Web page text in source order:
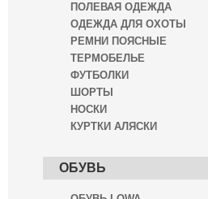
ПОЛЕВАЯ ОДЕЖДА
ОДЕЖДА ДЛЯ ОХОТЫ
РЕМНИ ПОЯСНЫЕ
ТЕРМОБЕЛЬЕ
ФУТБОЛКИ
ШОРТЫ
НОСКИ
КУРТКИ АЛЯСКИ
ОБУВЬ